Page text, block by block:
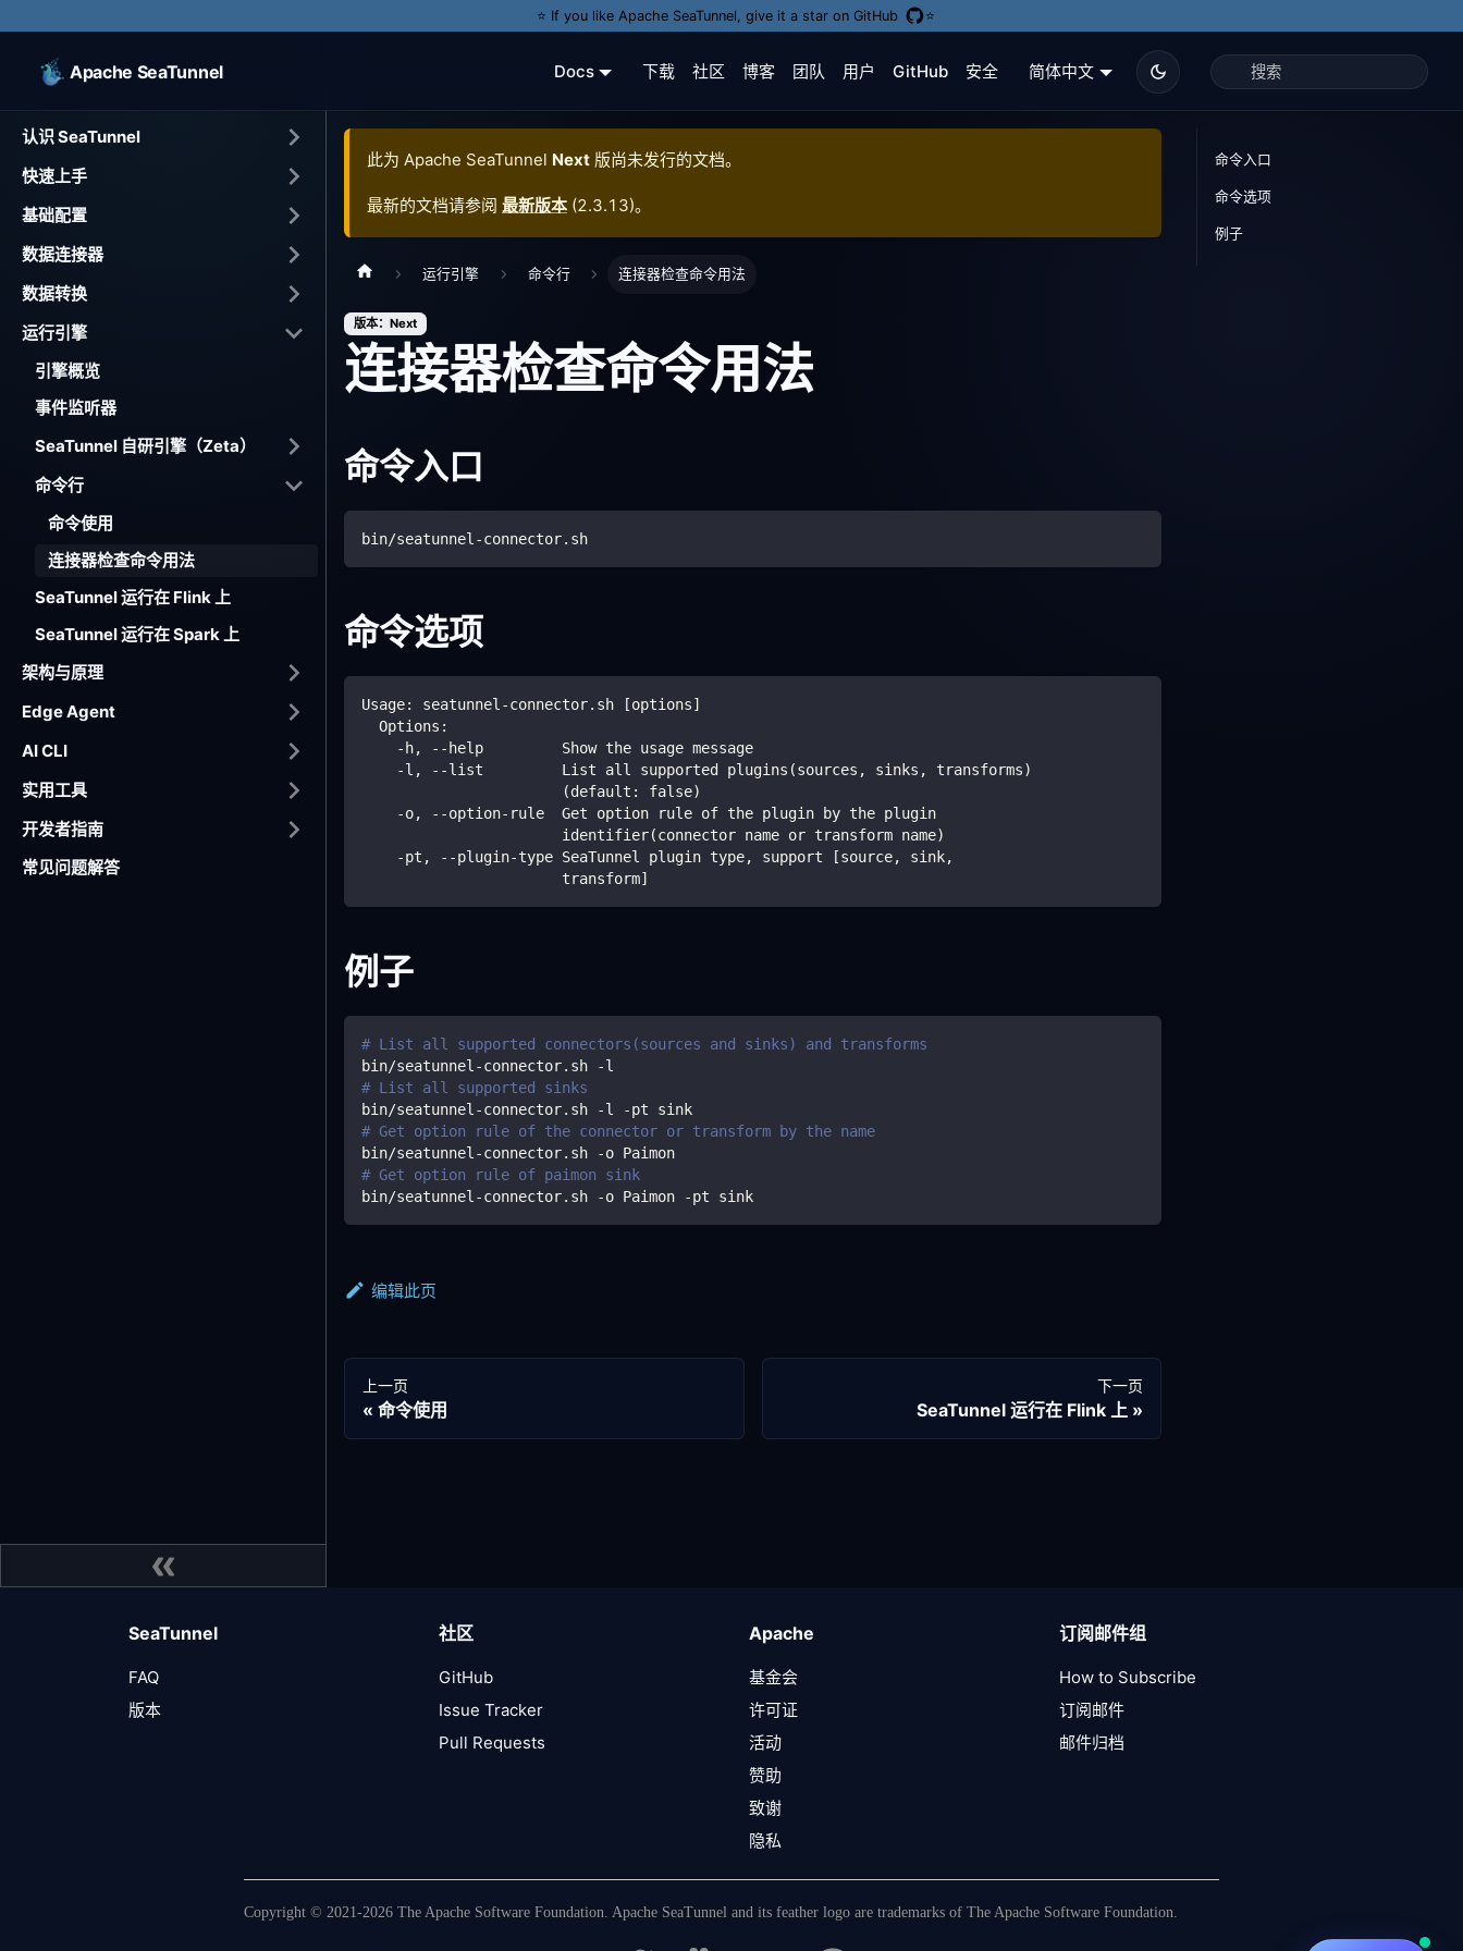
⭐️ If you like Apache SeaTunnel, give it a star on GitHub ⭐️
Apache SeaTunnel Docs 下载 社区 博客 团队 用户 GitHub 安全 简体中文
认识 SeaTunnel
快速上手
基础配置
数据连接器
数据转换
运行引擎
引擎概览
事件监听器
SeaTunnel 自研引擎（Zeta）
命令行
命令使用
连接器检查命令用法
SeaTunnel 运行在 Flink 上
SeaTunnel 运行在 Spark 上
架构与原理
Edge Agent
AI CLI
实用工具
开发者指南
常见问题解答
此为 Apache SeaTunnel Next 版尚未发行的文档。
最新的文档请参阅 最新版本 (2.3.13)。
运行引擎 命令行 连接器检查命令用法
版本：Next
连接器检查命令用法
命令入口
bin/seatunnel-connector.sh
命令选项
Usage: seatunnel-connector.sh [options]
  Options:
    -h, --help         Show the usage message
    -l, --list         List all supported plugins(sources, sinks, transforms)
                       (default: false)
    -o, --option-rule  Get option rule of the plugin by the plugin
                       identifier(connector name or transform name)
    -pt, --plugin-type SeaTunnel plugin type, support [source, sink,
                       transform]
例子
# List all supported connectors(sources and sinks) and transforms
bin/seatunnel-connector.sh -l
# List all supported sinks
bin/seatunnel-connector.sh -l -pt sink
# Get option rule of the connector or transform by the name
bin/seatunnel-connector.sh -o Paimon
# Get option rule of paimon sink
bin/seatunnel-connector.sh -o Paimon -pt sink
编辑此页
上一页
命令使用
下一页
SeaTunnel 运行在 Flink 上
命令入口
命令选项
例子
SeaTunnel
FAQ
版本
社区
GitHub
Issue Tracker
Pull Requests
Apache
基金会
许可证
活动
赞助
致谢
隐私
订阅邮件组
How to Subscribe
订阅邮件
邮件归档
Copyright © 2021-2026 The Apache Software Foundation. Apache SeaTunnel and its feather logo are trademarks of The Apache Software Foundation.